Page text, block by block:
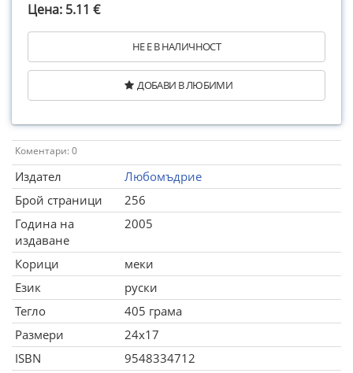
Цена: 5.11 €
НЕ Е В НАЛИЧНОСТ
ДОБАВИ В ЛЮБИМИ
Коментари: 0
Издател
Любомъдрие
Брой страници
256
Година на
издаване
2005
Корици
меки
Език
руски
Тегло
405 грама
Размери
24x17
ISBN
9548334712